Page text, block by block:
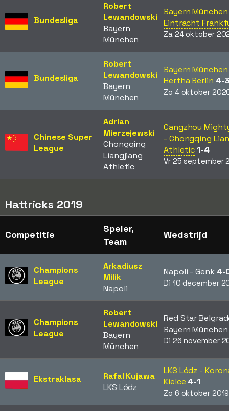
Bundesliga
Robert
Lewandowski
Bayern
München
Bayern
Eintracht
Za 24 oktober
Bundesliga
Robert
Lewandowski
Bayern
München
Bayern
Hertha Berlin 4-
Zo 4 oktober
Chinese Super
League
Adrian
Mierzejewski
Chongqing
Liangjiang
Athletic
Cangzhou
- Chongqing
Athletic1-4
Vr 25 september
Hattricks 2019
Competitie
Speler,
Team
Wedstrijd
Champions
League
Arkadiusz
Milik
Napoli
Napoli - Genk 4-
Di 10 december
Champions
League
Robert
Lewandowski
Bayern
München
Red Star
Bayern
Di 26 november
Ekstraklasa
Rafal Kujawa
LKS Lódz
LKS Lódz -
Kielce 4-1
Zo 6 oktober 2019